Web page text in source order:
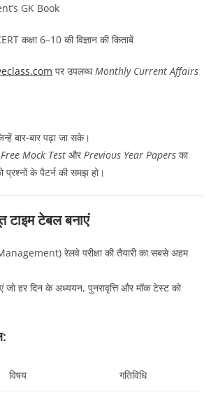
GK Book
कक्षा 6–10 की विज्ञान की किताबें
पर उपलब्ध Monthly Current Affairs
बार-बार पढ़ा जा सके।
Free Mock Test और Previous Year Papers का
के पैटर्न की समझ हो।
टेबल बनाएं
रेलवे परीक्षा की तैयारी का सबसे अहम
जो हर दिन के अध्ययन, पुनरावृत्ति और मॉक टेस्ट को
विषय गतिविधि